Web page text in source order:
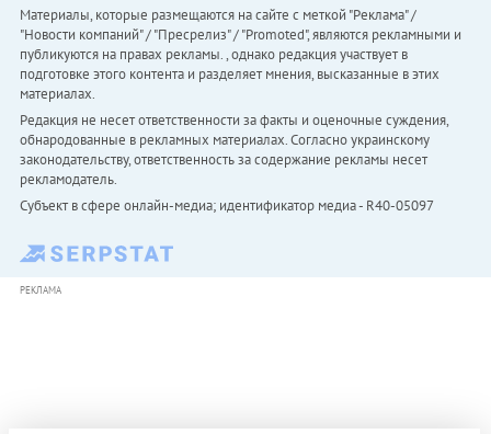
Материалы, которые размещаются на сайте с меткой "Реклама" /
"Новости компаний" / "Пресрелиз" / "Promoted", являются рекламными и
публикуются на правах рекламы. , однако редакция участвует в
подготовке этого контента и разделяет мнения, высказанные в этих
материалах.
Редакция не несет ответственности за факты и оценочные суждения,
обнародованные в рекламных материалах. Согласно украинскому
законодательству, ответственность за содержание рекламы несет
рекламодатель.
Субъект в сфере онлайн-медиа; идентификатор медиа - R40-05097
РЕКЛАМА